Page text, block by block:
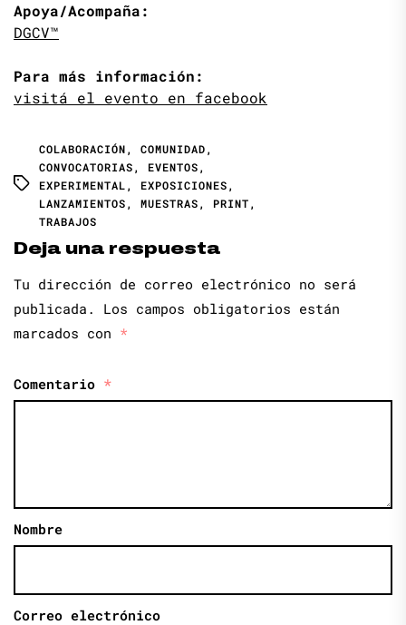
Apoya/Acompaña:
DGCV™
Para más información:
visitá el evento en facebook
COLABORACIÓN, COMUNIDAD,
CONVOCATORIAS, EVENTOS,
EXPERIMENTAL, EXPOSICIONES,
LANZAMIENTOS, MUESTRAS, PRINT,
TRABAJOS
Deja una respuesta
Tu dirección de correo electrónico no será
publicada.
Los campos obligatorios están
marcados con *
Comentario *
Nombre
Correo electrónico